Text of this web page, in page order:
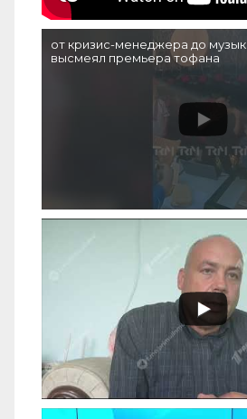
от кризис-менеджера до
высмеял премьера тофана